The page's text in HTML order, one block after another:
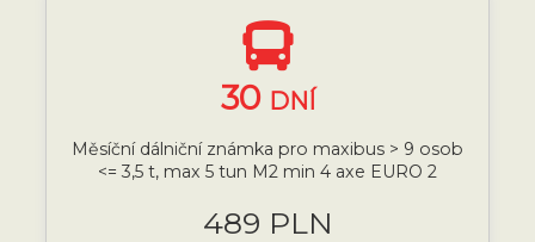
30 DNÍ
Měsíční dálniční známka pro maxibus > 9 osob
<= 3,5 t, max 5 tun M2 min 4 axe EURO 2
489 PLN